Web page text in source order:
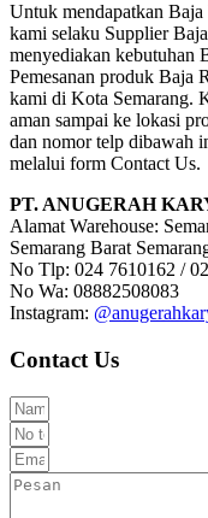
Untuk mendapatkan
kami selaku Supplier
menyediakan kebutuhan
Pemesanan produk Baja
kami di Kota Semarang.
aman sampai ke lokasi
dan nomor telp dibawah
melalui form Contact Us.
PT. ANUGERAH
Alamat Warehouse:
Semarang Barat
No Tlp: 024 7610162 /
No Wa: 08882508083
Instagram:
Contact Us